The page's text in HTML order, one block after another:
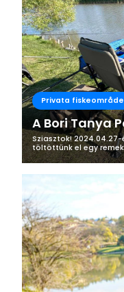
Privata
A Bori Tanya
Sziasztok!
töltöttünk el egy
tegnap esti
ülve elindultunk